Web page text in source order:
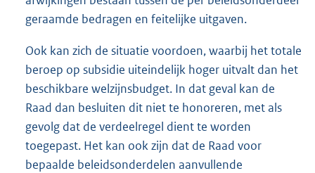
geraamde bedragen en feitelijke uitgaven.
Ook kan zich de situatie voordoen, waarbij het totale
beroep op subsidie uiteindelijk hoger uitvalt dan het
beschikbare welzijnsbudget. In dat geval kan de
Raad dan besluiten dit niet te honoreren, met als
gevolg dat de verdeelregel dient te worden
toegepast. Het kan ook zijn dat de Raad voor
bepaalde beleidsonderdelen aanvullende